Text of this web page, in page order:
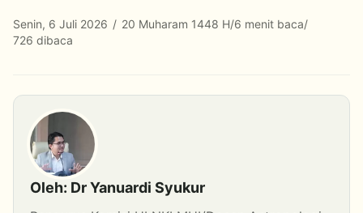
Senin, 6 Juli 2026 / 20 Muharam 1448 H/6 menit baca/
726 dibaca
Oleh: Dr Yanuardi Syukur